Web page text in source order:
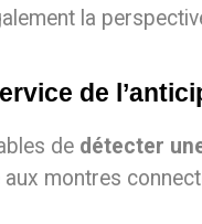
la
de
de détecter
montres